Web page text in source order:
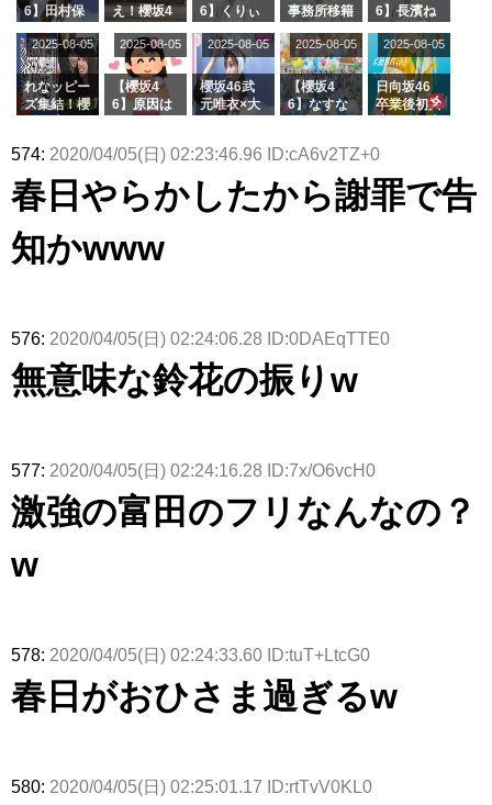
演決定
演】
【激レアさ
きた。】
6】田村保
ージを脱い
でいた理由
え！櫻坂4
グル『Mak
e or Brea
k』オフィ
シャルグッ
ズ絶賛販売
6】くりぃ
の2人を手
玉に取る大
沼晶保【く
りぃむナン
タラ】
事務所移籍
属を発表
6】長濱ね
ら移籍しフ
ラーム所属
に。これで
事務所に所
属している
さまの反応
れなッピー
ズ集結！櫻
理子、8/6
ト！」水曜
スタジオ出
2025-08-05
【櫻坂4
6】原因は
uddiesを
る...
2025-08-05
櫻坂46武
元唯衣×大
カップお姉
【くりぃむ
ナンタラ】
2025-08-05
【櫻坂4
6】なすな
2曲目っ
て...【ラヴ
ィット 東
京ドーム公
2025-08-05
日向坂46
卒業後初共
師匠オード
んと再会し
た結果･･･
2025-08-05
574: 2020/04/05(日) 02:23:46.96 ID:cA6v2TZ+0
春日やらかしたから謝罪で告
知かwww
576: 2020/04/05(日) 02:24:06.28 ID:0DAEqTTE0
無意味な鈴花の振りw
577: 2020/04/05(日) 02:24:16.28 ID:7x/O6vcH0
激強の富田のフリなんなの？
w
578: 2020/04/05(日) 02:24:33.60 ID:tuT+LtcG0
春日がおひさま過ぎるw
580: 2020/04/05(日) 02:25:01.17 ID:rtTvV0KL0